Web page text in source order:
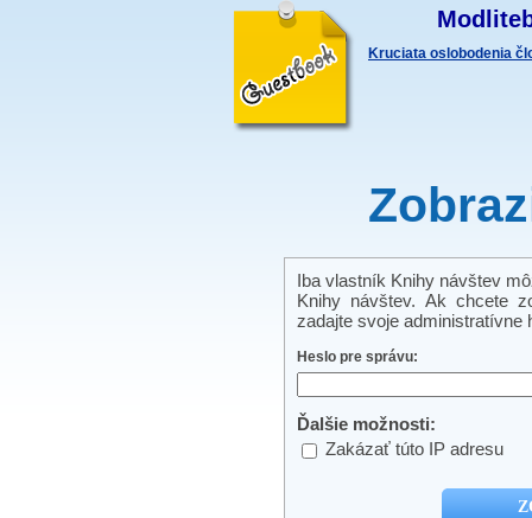
Kruciata oslobodenia
Iba vlastník Knihy návštev
Knihy návštev. Ak chcete
zadajte svoje administratívne
Heslo pre správu:
Ďalšie možnosti:
Zakázať túto IP adresu